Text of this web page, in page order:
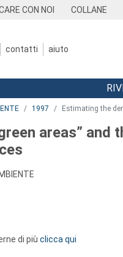
CON NOI COLLANE
contatti aiuto
1997 Estimating the
areas” and
di più clicca qui